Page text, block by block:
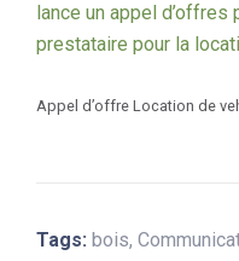
lance un appel d’offres
prestataire pour la
Appel d’offre Location de
Tags: bois,